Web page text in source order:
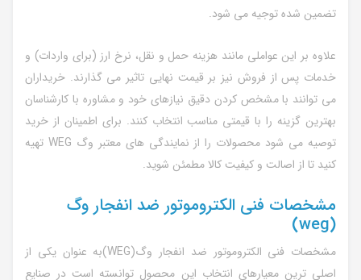
تضمین شده توجیه می شود.
علاوه بر این عواملی مانند هزینه حمل و نقل، نرخ ارز (برای واردات) و
خدمات پس از فروش نیز بر قیمت نهایی تاثیر می گذارند. خریداران
می توانند با مشخص کردن دقیق نیازهای خود و مشاوره با کارشناسان
بهترین گزینه را با قیمتی مناسب انتخاب کنند. برای اطمینان از خرید
توصیه می شود محصولات را از نمایندگی های معتبر وگ WEG تهیه
کنید تا از اصالت و کیفیت کالا مطمئن شوید.
مشخصات فنی الکتروموتور ضد انفجار وگ
(weg)
مشخصات فنی الکتروموتور ضد انفجار وگ(WEG)به عنوان یکی از
اصلی ترین معیارهای انتخاب این محصول توانسته است در صنایع